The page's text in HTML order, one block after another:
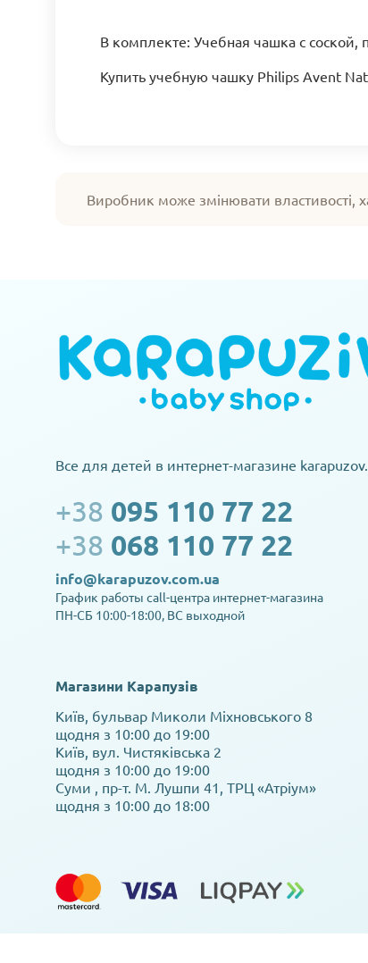
В комплекте: Учебная чашка с соской,
Купить учебную чашку Philips Avent
Виробник може змінювати властивості,
Все для детей в интернет-магазине
+38 095 110 77 22
+38 068 110 77 22
info@karapuzov.com.ua
График работы call-центра интернет-магазина
ПН-СБ 10:00-18:00, ВС выходной
Магазини Карапузів
Київ, бульвар Миколи Міхновського 8
щодня з 10:00 до 19:00
Київ, вул. Чистяківська 2
щодня з 10:00 до 19:00
Суми , пр-т. М. Лушпи 41, ТРЦ «Атріум»
щодня з 10:00 до 18:00